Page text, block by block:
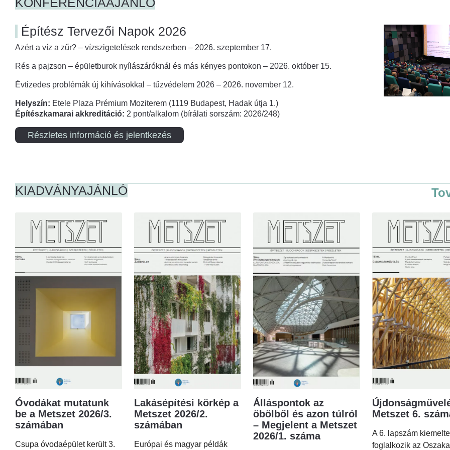
Építész Tervezői Napok 2026
Azért a víz a zűr? – vízszigetelések rendszerben – 2026. szeptember 17.
Rés a pajzson – épületburok nyílászáróknál és más kényes pontokon – 2026. október 15.
Évtizedes problémák új kihívásokkal – tűzvédelem 2026 – 2026. november 12.
Helyszín: Etele Plaza Prémium Moziterem (1119 Budapest, Hadak útja 1.)
Építészkamarai akkreditáció: 2 pont/alkalom (bírálati sorszám: 2026/248)
Részletes információ és jelentkezés
KIADVÁNYAJÁNLÓ
Óvodákat mutatunk
be a Metszet 2026/3.
számában
Csupa óvodaépület került 3.
Lakásépítési körkép a
Metszet 2026/2.
számában
Európai és magyar példák
Álláspontok az
öbölből és azon túlról
– Megjelent a Metszet
2026/1. száma
Metszet 6.
A 6. lapszám
foglalkozik az